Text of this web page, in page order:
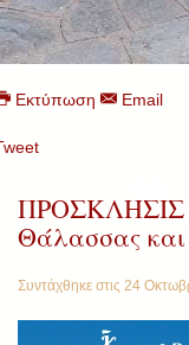
Εκτύπωση Email
ΠΡΟΣΚΛΗΣΙΣ
Θάλασσας
Συντάχθηκε στις 24